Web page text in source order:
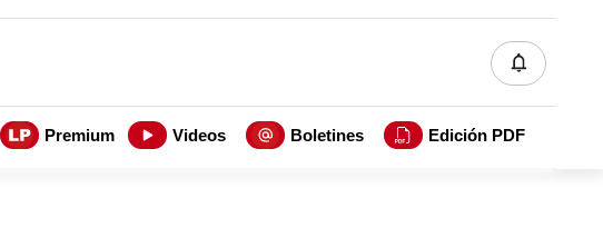
Premium Videos Boletines Edición PDF